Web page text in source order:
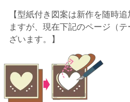
【型紙付き図案は新作を随時
ますが、現在下記のページ（
ざいます。】